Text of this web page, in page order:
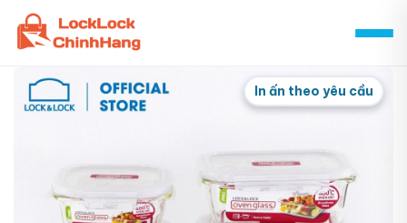
Skip
content
In ấn theo yêu cầu